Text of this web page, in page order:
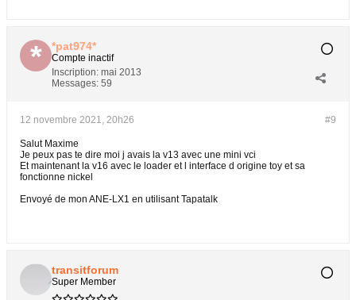
*pat974*
Compte inactif
Inscription: mai 2013
Messages: 59
#9
12 novembre 2021, 20h26
Salut Maxime
Je peux pas te dire moi j avais la v13 avec une mini vci
Et maintenant la v16 avec le loader et l interface d origine toy et sa
fonctionne nickel
Envoyé de mon ANE-LX1 en utilisant Tapatalk
transitforum
Super Member